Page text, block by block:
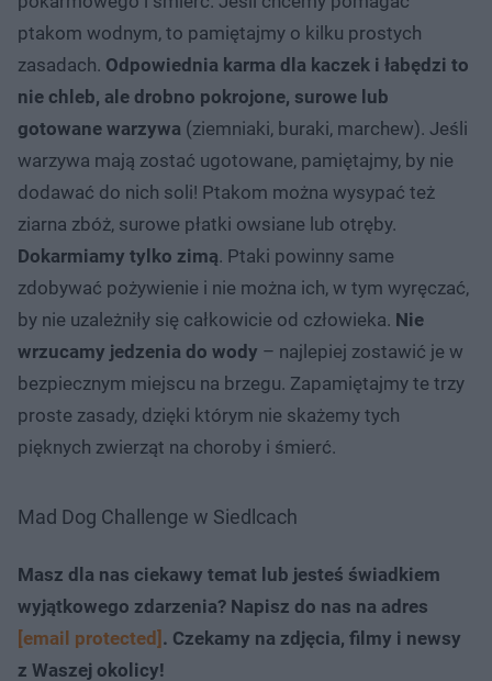
ptakom wodnym, to pamiętajmy o kilku prostych
zasadach. Odpowiednia karma dla kaczek i łabędzi to
nie chleb, ale drobno pokrojone, surowe lub
gotowane warzywa (ziemniaki, buraki, marchew). Jeśli
warzywa mają zostać ugotowane, pamiętajmy, by nie
dodawać do nich soli! Ptakom można wysypać też
ziarna zbóż, surowe płatki owsiane lub otręby.
Dokarmiamy tylko zimą. Ptaki powinny same
zdobywać pożywienie i nie można ich, w tym wyręczać,
by nie uzależniły się całkowicie od człowieka. Nie
wrzucamy jedzenia do wody – najlepiej zostawić je w
bezpiecznym miejscu na brzegu. Zapamiętajmy te trzy
proste zasady, dzięki którym nie skażemy tych
pięknych zwierząt na choroby i śmierć.
Mad Dog Challenge w Siedlcach
Masz dla nas ciekawy temat lub jesteś świadkiem
wyjątkowego zdarzenia? Napisz do nas na adres
[email protected] . Czekamy na zdjęcia, filmy i newsy
z Waszej okolicy!